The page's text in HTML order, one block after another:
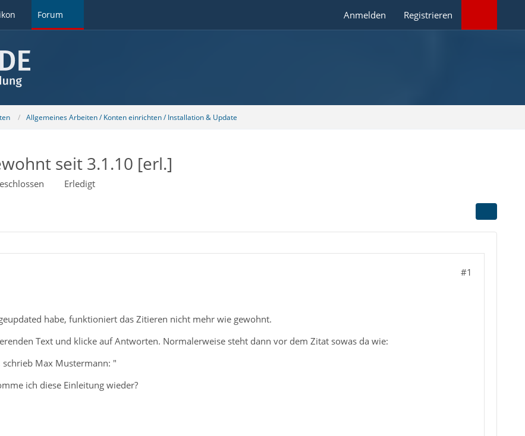
Forum Anmelden Registrieren
Allgemeines Arbeiten / Konten einrichten / Installation & Update
seit 3.1.10 [erl.]
Erledigt
#1
habe, funktioniert das Zitieren nicht mehr wie gewohnt.
Text und klicke auf Antworten. Normalerweise steht dann vor dem Zitat sowas da wie:
Max Mustermann: "
ich diese Einleitung wieder?